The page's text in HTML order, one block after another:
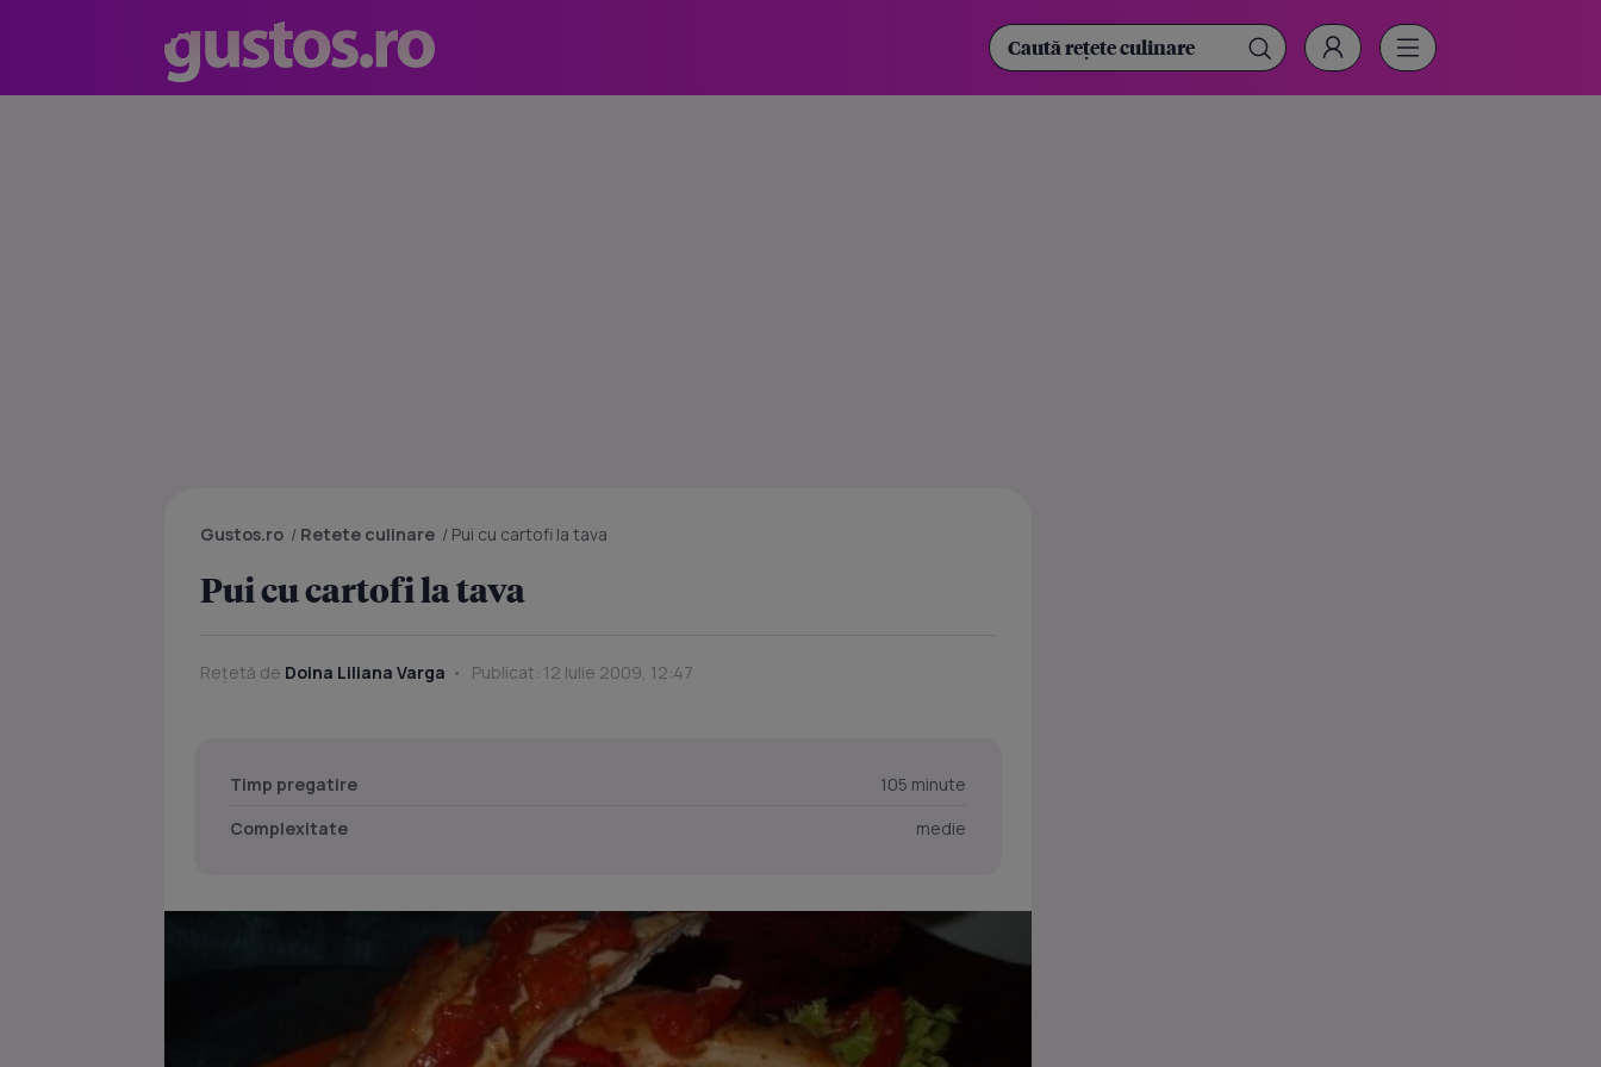
Gustos.ro / Retete culinare / Pui cu cartofi la tava
Pui cu cartofi la tava
Rețetă de Doina Liliana Varga Publicat: 12 Iulie 2009, 12:47
Timp pregatire
105 minute
Complexitate
medie